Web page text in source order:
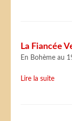
La Fiancée
En Bohème au
Lire la suite